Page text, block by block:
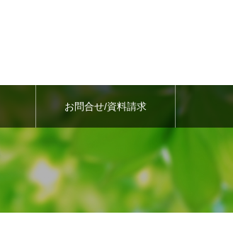
お問合せ/資料請求